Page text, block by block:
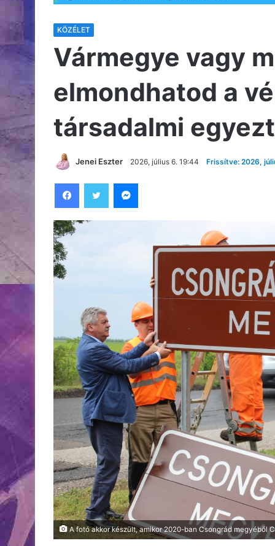
KÖZÉLET
Vármegye vagy
elmondhatod a
társadalmi
Jenei Eszter 2026, július 6. 19:44 Frissítve: 2026,
A fotó akkor készült, amikor 2020-ban Csongrád megyéből